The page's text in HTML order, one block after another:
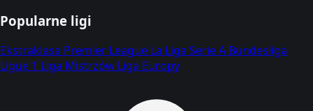
Popularne ligi
Ekstraklasa Premier League La Liga Serie A Bundesliga
Ligue 1 Liga Mistrzów Liga Europy